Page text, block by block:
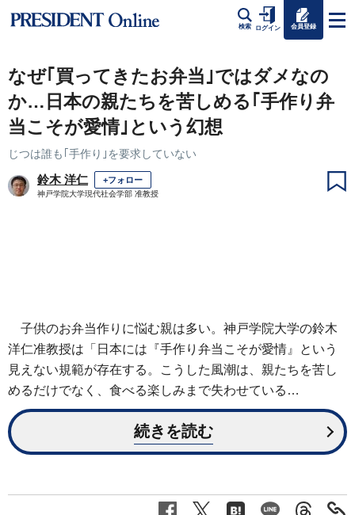
検索 ログイン 会員登録
なぜ｢買ってきたお弁当｣ではダメなの
か…日本の親たちを苦しめる｢手作り弁
当こそが愛情｣という幻想
じつは誰も｢手作り｣を要求していない
鈴木 洋仁 +フォロー
神戸学院大学現代社会学部 准教授
子供のお弁当作りに悩む親は多い。神戸学院大学の鈴木
洋仁准教授は「日本には『手作り弁当こそが愛情』という
見えない規範が存在する。こうした風潮は、親たちを苦し
めるだけでなく、食べる楽しみまで失わせている…
続きを読む